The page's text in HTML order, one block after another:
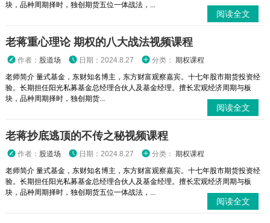
块，品种周期择时，独创期货五位一体战法，...
阅读全文
老蒋重心理论 期权的八大战法视频课程
作者： 股道场 日期：2024.8.27 分类： 期权课程
老师简介 量式基金，东财知名博主，东方财富观察嘉宾。十七年股市期货投资经
验。长期担任阳光私募基金总经理合伙人及基金经理。擅长宏观经济周期与板
块，品种周期择时，独创期货...
阅读全文
老蒋抄底逃顶的不传之秘视频课程
作者： 股道场 日期：2024.8.27 分类： 期权课程
老师简介 量式基金，东财知名博主，东方财富观察嘉宾。十七年股市期货投资经
验。长期担任阳光私募基金总经理合伙人及基金经理。擅长宏观经济周期与板
块，品种周期择时，独创期货五位一体战法，...
阅读全文